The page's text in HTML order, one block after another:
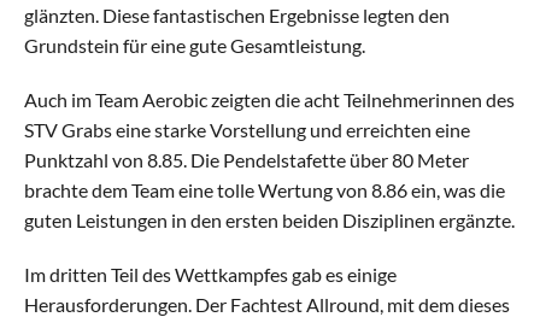
Leichtathletik
Gymnastik
Allround
Alle Riegen
glänzten. Diese fantastischen Ergebnisse legten den
Grundstein für eine gute Gesamtleistung.
Auch im Team Aerobic zeigten die acht Teilnehmerinnen des
STV Grabs eine starke Vorstellung und erreichten eine
Punktzahl von 8.85. Die Pendelstafette über 80 Meter
brachte dem Team eine tolle Wertung von 8.86 ein, was die
guten Leistungen in den ersten beiden Disziplinen ergänzte.
Im dritten Teil des Wettkampfes gab es einige
Herausforderungen. Der Fachtest Allround, mit dem dieses